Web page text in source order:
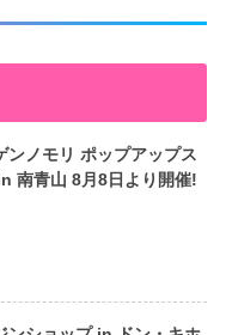
ンノモリ ポップアップス
南青山 8月8日より開催!